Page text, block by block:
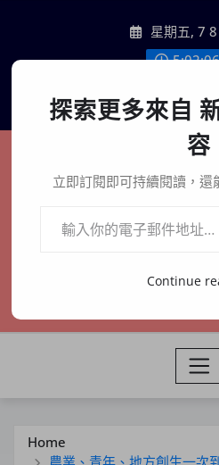
content
星期五, 7
聯絡我們
新北
在地、記憶、
Home
探索更多來自
容
立即訂閱即可持續閱讀，還
Continue